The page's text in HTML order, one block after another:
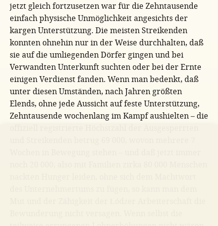
jetzt gleich fortzusetzen war für die Zehntausende
einfach physische Unmöglichkeit angesichts der
kargen Unterstützung. Die meisten Streikenden
konnten ohnehin nur in der Weise durchhalten, daß
sie auf die umliegenden Dörfer gingen und bei
Verwandten Unterkunft suchten oder bei der Ernte
einigen Verdienst fanden. Wenn man bedenkt, daß
unter diesen Umständen, nach Jahren größten
Elends, ohne jede Aussicht auf feste Unterstützung,
Zehntausende wochenlang im Kampf aushielten – die